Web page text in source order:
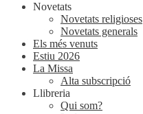
Novetats
Novetats religioses
Novetats generals
Els més venuts
Estiu 2026
La Missa
Alta subscripció
Llibreria
Qui som?